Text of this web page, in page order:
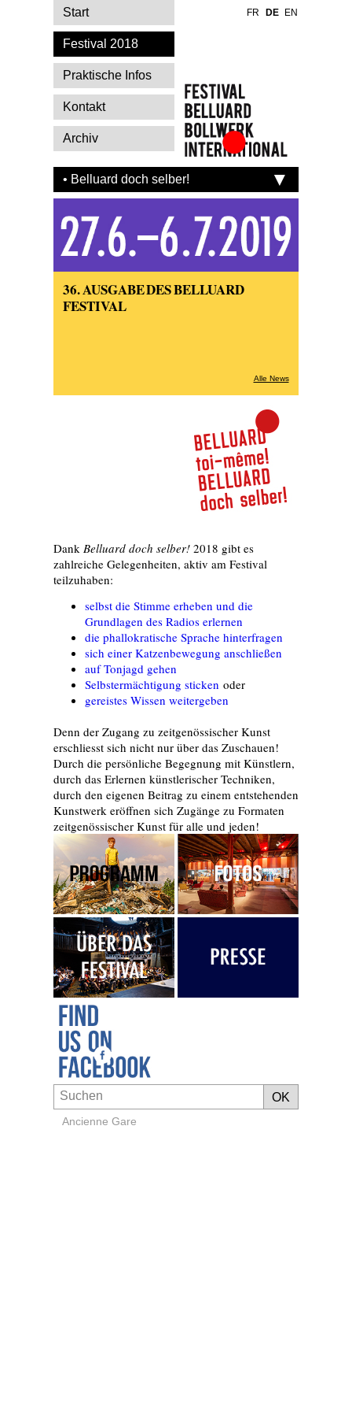
Festival Belluard
Bollwerk
International
• Belluard doch selber!
36. AUSGABE DES BELLUARD
FESTIVAL
Alle News
Dank Belluard doch selber! 2018 gibt es
zahlreiche Gelegenheiten, aktiv am Festival
teilzuhaben:
selbst die Stimme erheben und die
Grundlagen des Radios erlernen
die phallokratische Sprache hinterfragen
sich einer Katzenbewegung anschließen
auf Tonjagd gehen
Selbstermächtigung sticken oder
gereistes Wissen weitergeben
Denn der Zugang zu zeitgenössischer Kunst
erschliesst sich nicht nur über das Zuschauen!
Durch die persönliche Begegnung mit Künstlern,
durch das Erlernen künstlerischer Techniken,
durch den eigenen Beitrag zu einem entstehenden
Kunstwerk eröffnen sich Zugänge zu Formaten
zeitgenössischer Kunst für alle und jeden!
Start
Festival 2018
Praktische Infos
Kontakt
Archiv
FR DE EN
Ancienne Gare